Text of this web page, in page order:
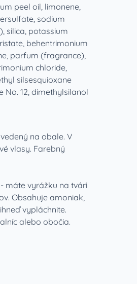
peel oil, limonene,
sodium
silica, potassium
behentrimonium
parfum (fragrance),
chloride,
silsesquioxane
No. 12, dimethylsilanol
na obale. V
vlasy. Farebný
máte vyrážku na tvári
Obsahuje amoniak,
vypláchnite.
alebo obočia.